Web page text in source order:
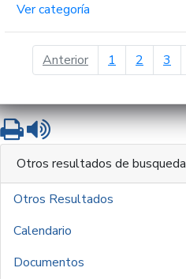
Ver categoría
Anteriorpágina anterior
1 2 3
ImprimirLeer contenido
Otros resultados de busqueda
Otros Resultados
Calendario
Documentos